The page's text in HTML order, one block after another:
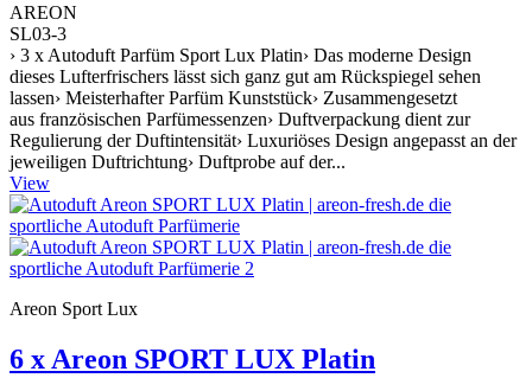
AREON
SL03-3
› 3 x Autoduft Parfüm Sport Lux Platin› Das moderne Design
dieses Lufterfrischers lässt sich ganz gut am Rückspiegel sehen
lassen› Meisterhafter Parfüm Kunststück› Zusammengesetzt
aus französischen Parfümessenzen› Duftverpackung dient zur
Regulierung der Duftintensität› Luxuriöses Design angepasst an der
jeweiligen Duftrichtung› Duftprobe auf der...
View
Areon Sport Lux
6 x Areon SPORT LUX Platin